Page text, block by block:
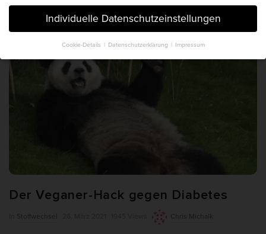
Der Veganer-Hack gegen Diabetes
Stoffwechsel Chris Michalk
Individuelle Datenschutzeinstellungen
Cookie-Details Datenschutzerklärung Impressum
Datenschutzeinstellungen
Hier finden Sie eine Übersicht über alle verwendeten Cookies. Sie
können Ihre Einwilligung zu ganzen Kategorien geben oder sich
weitere Informationen anzeigen lassen und so nur bestimmte
Nur essenzielle Cookies akzeptieren
Zurück
Datenschutzeinstellungen
Essenziell (7)